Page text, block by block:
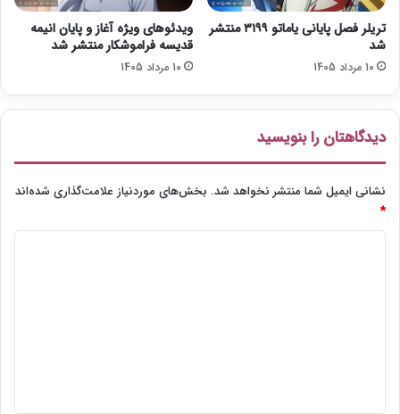
تریلر فصل پایانی یاماتو ۳۱۹۹ منتشر
شد
10 مرداد 1405
ویدئوهای ویژه آغاز و پایان انیمه
قدیسه فراموشکار منتشر شد
10 مرداد 1405
دیدگاهتان را بنویسید
نشانی ایمیل شما منتشر نخواهد شد. بخش‌های موردنیاز علامت‌گذاری شده‌اند
*